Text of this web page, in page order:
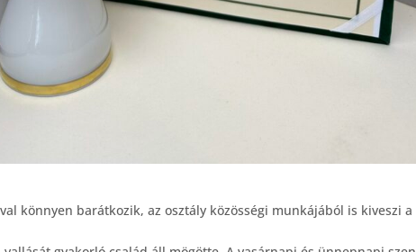
könnyen barátkozik, az osztály közösségi munkájából is kiveszi